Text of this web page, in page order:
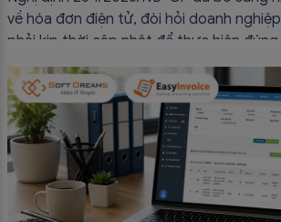
về hóa đơn điện tử, đòi hỏi doanh
phải kịp thời cập nhật để thực hiện đúng
bài viết này, hóa đơn điện tử EasyInvoice
trường hợp hóa đơn điện tử không cần